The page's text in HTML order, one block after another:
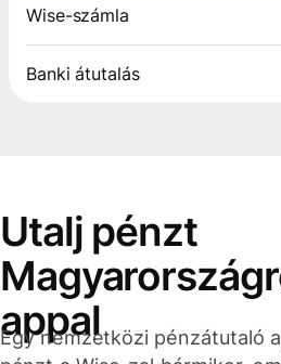
Wise-számla
Banki átutalás
Utalj pénzt
appal
Egy nemzetközi pénzátutaló